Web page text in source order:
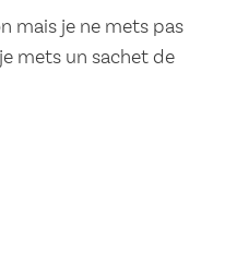
mais je ne mets pas
mets un sachet de